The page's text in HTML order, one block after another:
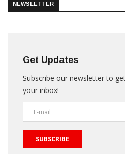
NEWSLETTER
Get Updates
Subscribe our newsletter to
your inbox!
SUBSCRIBE